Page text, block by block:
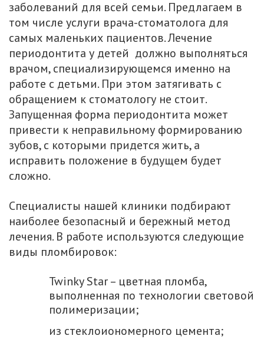
заболеваний для всей семьи. Предлагаем в
том числе услуги врача-стоматолога для
самых маленьких пациентов. Лечение
периодонтита у детей должно выполняться
врачом, специализирующемся именно на
работе с детьми. При этом затягивать с
обращением к стоматологу не стоит.
Запущенная форма периодонтита может
привести к неправильному формированию
зубов, с которыми придется жить, а
исправить положение в будущем будет
сложно.
Специалисты нашей клиники подбирают
наиболее безопасный и бережный метод
лечения. В работе используются следующие
виды пломбировок:
Twinky Star – цветная пломба,
выполненная по технологии световой
полимеризации;
из стеклоиономерного цемента;